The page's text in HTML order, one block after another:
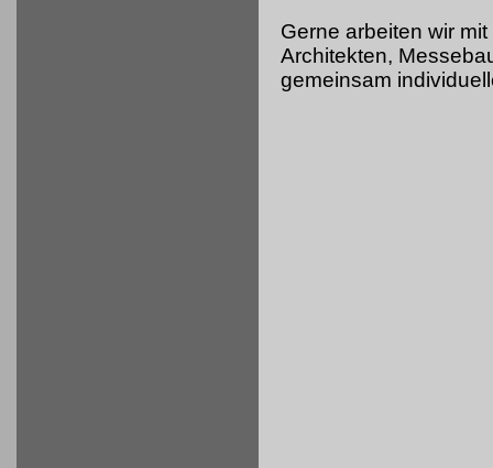
Gerne arbeiten wir
Architekten,
gemeinsam